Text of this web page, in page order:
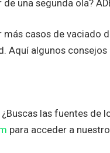
de una segunda ola?
más casos de vaciado
Aquí algunos
las fuentes de
para acceder a